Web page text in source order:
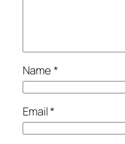
Name*
Email*